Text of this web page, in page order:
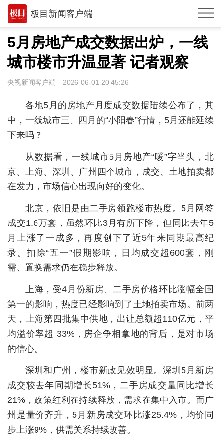
极目新闻客户端
推荐
观点
时政
武汉
世相
环球
专题
经济
城建
科教
悠游
相亲
汽车
消费
创意
文化
5月房地产成交数据出炉，一线
城市楼市升温显著 记者观察
央视新闻客户端 2026-06-01 20:45:26
各地5月的房地产月度成交数据陆续公布了，其
中，一线城市三、四月的“小阳春”行情，5月还能延续
下来吗？
从数据看，一线城市5月房地产“暖”字当头，北
京、上海、深圳、广州四个城市，成交、土地拍卖都
在发力，市场信心出现向好的变化。
北京，依旧是由二手房领跑楼市热度。5月网签
成交1.6万套，虽然环比3月有所下降，但同比去年5
月上涨了一成多，再度创下了近5年来同期最高纪
录。扣除“五一”假期影响，日均成交超600套，刚
需、置换需求仍在稳步释放。
上海，受4月份新房、二手房价格环比涨幅全国
第一的影响，热度已经影响到了土地拍卖市场。前两
天，上海第四批集中供地，出让总额超110亿元，平
均溢价率超 33%，房企争相拿地的背后，是对市场
的信心。
深圳和广州，楼市新政见效明显。深圳5月新房
成交较去年同期增长51%，二手房成交量同比增长
21%，政策红利在持续释放，需求在集中入市。而广
州是量价齐升，5月新房成交环比涨25.4%，均价同
步上涨9%，供需关系持续改善。